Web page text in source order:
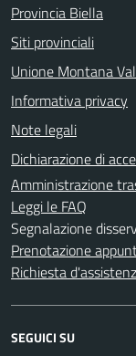
Provincia Biella
Siti provinciali
Unione Montana
Informativa privacy
Note legali
Dichiarazione di
Amministrazione
Leggi le FAQ
Segnalazione
Prenotazione
Richiesta
SEGUICI SU